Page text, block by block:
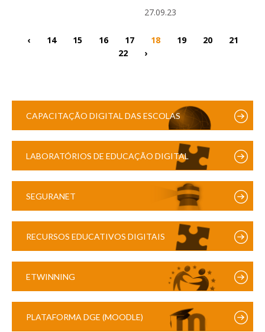
27.09.23
‹ 14 15 16 17 18 19 20
21
22
›
CAPACITAÇÃO DIGITAL DAS ESCOLAS
LABORATÓRIOS DE EDUCAÇÃO DIGITAL
SEGURANET
RECURSOS EDUCATIVOS DIGITAIS
ETWINNING
PLATAFORMA DGE (MOODLE)